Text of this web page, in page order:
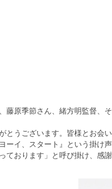
原季節さん、緒方明監督
うございます。皆様とお
イ、スタート』という掛
おります」と呼び掛け、感謝